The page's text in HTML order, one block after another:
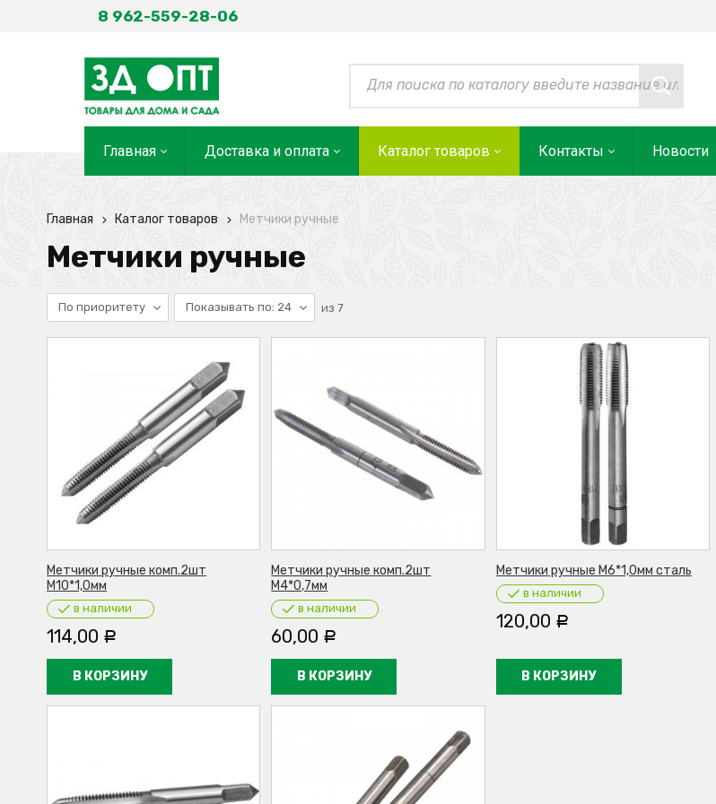
8 962-559-28-06
Главная Доставка и оплата Каталог товаров Контакты Новости
Главная Каталог товаров Метчики ручные
Метчики ручные
По приоритету Показывать по: 24 из 7
Метчики ручные комп.2шт
М10*1,0мм
в наличии
114,00 Р
В КОРЗИНУ
Метчики ручные комп.2шт
М4*0,7мм
в наличии
60,00 Р
В КОРЗИНУ
Метчики ручные М6*1,0мм сталь
в наличии
120,00 Р
В КОРЗИНУ